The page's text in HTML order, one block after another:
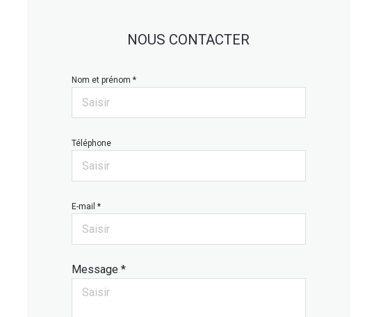
NOUS CONTACTER
Nom et prénom *
Téléphone
E-mail *
Message *